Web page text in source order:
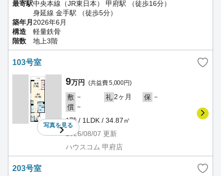
最寄駅中央本線（JR東日本） 甲府駅 （徒歩16分）
身延線 金手駅 （徒歩5分）
築年月 2026年6月
構造
軽量鉄骨
階数
地上3階
103号室
写真を見る
9万円 (共益費 5,000円)
敷 － 礼2ヶ月 保 －
償 －
1階 / 1LDK / 34.87㎡
2026/08/07 更新
ハウスコム 甲府店
203号室